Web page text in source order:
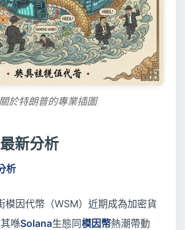
關於特朗普的專業插圖
新分析
析
模因代幣（WSM）近期成為加密貨
喺Solana生態同模因幣熱潮帶動